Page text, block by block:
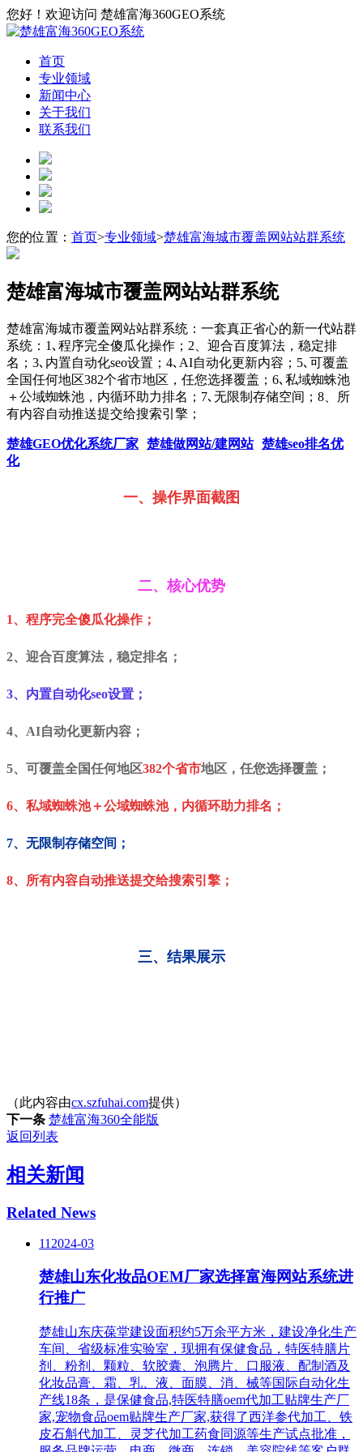
您好！欢迎访问 楚雄富海360GEO系统
首页
专业领域
新闻中心
关于我们
联系我们
您的位置： 首页>专业领域>楚雄富海城市覆盖网站站群系统
楚雄富海城市覆盖网站站群系统
楚雄富海城市覆盖网站站群系统：一套真正省心的新一代站群
系统：1､程序完全傻瓜化操作；2、迎合百度算法，稳定排
名；3､内置自动化seo设置；4､AI自动化更新内容；5､可覆盖
全国任何地区382个省市地区，任您选择覆盖；6､私域蜘蛛池
＋公域蜘蛛池，内循环助力排名；7､无限制存储空间；8、所
有内容自动推送提交给搜索引擎；
楚雄GEO优化系统厂家 楚雄做网站/建网站 楚雄seo排名优
化
一、操作界面截图
二、核心优势
1、程序完全傻瓜化操作；
2、迎合百度算法，稳定排名；
3、内置自动化seo设置；
4、AI自动化更新内容；
5、可覆盖全国任何地区382个省市地区，任您选择覆盖；
6、私域蜘蛛池＋公域蜘蛛池，内循环助力排名；
7、无限制存储空间；
8、所有内容自动推送提交给搜索引擎；
三、结果展示
（此内容由cx.szfuhai.com提供）
下一条 楚雄富海360全能版
返回列表
相关新闻
Related News
11 2024-03
楚雄山东化妆品OEM厂家选择富海网站系统进
行推广
楚雄山东庆葆堂建设面积约5万余平方米，建设净化生产
车间、省级标准实验室，现拥有保健食品，特医特膳片
剂、粉剂、颗粒、软胶囊、泡腾片、口服液、配制酒及
化妆品膏、霜、乳、液、面膜、消、械等国际自动化生
产线18条，是保健食品,特医特膳oem代加工贴牌生产厂
家,宠物食品oem贴牌生产厂家,获得了西洋参代加工、铁
皮石斛代加工、灵芝代加工药食同源等生产试点批准，